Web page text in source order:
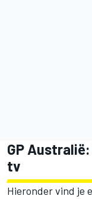
GP
tv
Hieronder vind je